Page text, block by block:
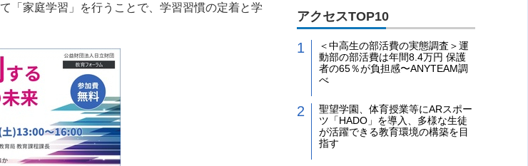
「家庭学習」を行うことで、学習習慣の定着と学
アクセスTOP10
＜中高生の部活費の実態調査＞運
動部の部活費は年間8.4万円 保護
者の65％が負担感〜ANYTEAM調
べ
聖望学園、体育授業等にARスポー
ツ「HADO」を導入、多様な生徒
が活躍できる教育環境の構築を目
指す